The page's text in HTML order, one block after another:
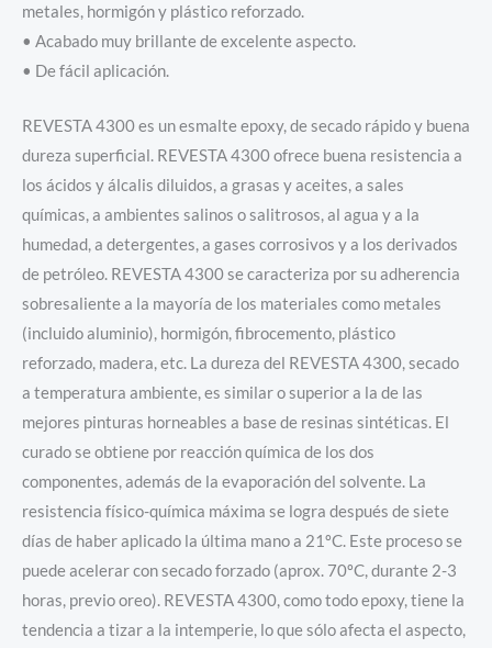
metales, hormigón y plástico reforzado.
• Acabado muy brillante de excelente aspecto.
• De fácil aplicación.
REVESTA 4300 es un esmalte epoxy, de secado rápido y buena
dureza superficial. REVESTA 4300 ofrece buena resistencia a
los ácidos y álcalis diluidos, a grasas y aceites, a sales
químicas, a ambientes salinos o salitrosos, al agua y a la
humedad, a detergentes, a gases corrosivos y a los derivados
de petróleo. REVESTA 4300 se caracteriza por su adherencia
sobresaliente a la mayoría de los materiales como metales
(incluido aluminio), hormigón, fibrocemento, plástico
reforzado, madera, etc. La dureza del REVESTA 4300, secado
a temperatura ambiente, es similar o superior a la de las
mejores pinturas horneables a base de resinas sintéticas. El
curado se obtiene por reacción química de los dos
componentes, además de la evaporación del solvente. La
resistencia físico-química máxima se logra después de siete
días de haber aplicado la última mano a 21ºC. Este proceso se
puede acelerar con secado forzado (aprox. 70ºC, durante 2-3
horas, previo oreo). REVESTA 4300, como todo epoxy, tiene la
tendencia a tizar a la intemperie, lo que sólo afecta el aspecto,